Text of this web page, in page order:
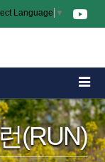
Language ▼
(RUN)